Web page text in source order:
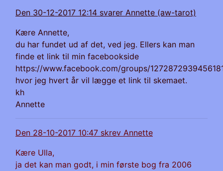
Den 30-12-2017 12:14 svarer Annette (aw-tarot)
Kære Annette,
du har fundet ud af det, ved jeg. Ellers kan man
finde et link til min facebookside
https://www.facebook.com/groups/
hvor jeg hvert år vil lægge et link til skemaet.
kh
Annette
Den 28-10-2017 10:47 skrev Annette
Kære Ulla,
ja det kan man godt, i min første bog fra 2006